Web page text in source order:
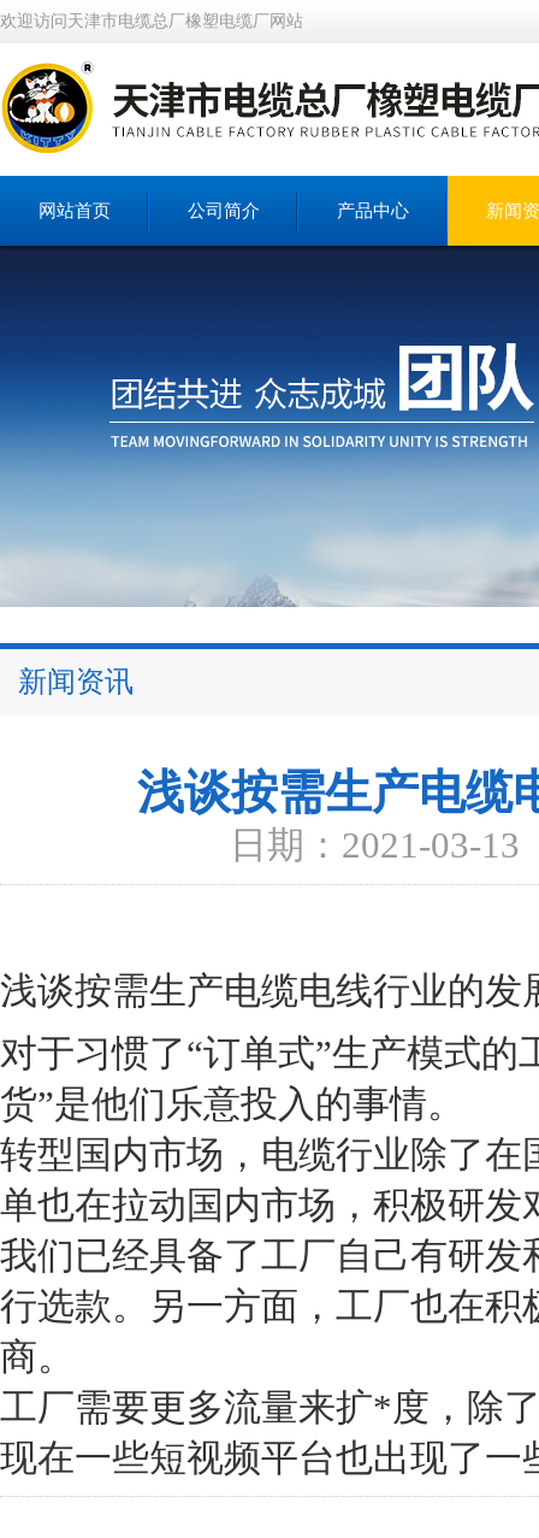
欢迎访问天津市电缆总厂橡塑电缆厂网站
网站首页 公司简介 产品中心 新闻
新闻资讯
浅谈按需生产电缆
日期：2021-03-13
浅谈按需生产电缆电线行业的发
对于习惯了“订单式”生产模式的
货”是他们乐意投入的事情。
转型国内市场，电缆行业除了
单也在拉动国内市场，积极研
我们已经具备了工厂自己有研
行选款。另一方面，工厂也在
商。
工厂需要更多流量来扩*度，除
现在一些短视频平台也出现了